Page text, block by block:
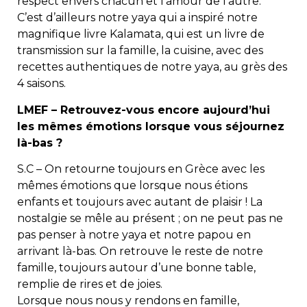
C’est d’ailleurs notre yaya qui a inspiré notre
magnifique livre Kalamata, qui est un livre de
transmission sur la famille, la cuisine, avec des
recettes authentiques de notre yaya, au grès des
4 saisons.
LMEF – Retrouvez-vous encore aujourd’hui
les mêmes émotions lorsque vous séjournez
là-bas ?
S.C – On retourne toujours en Grèce avec les
mêmes émotions que lorsque nous étions
enfants et toujours avec autant de plaisir ! La
nostalgie se mêle au présent ; on ne peut pas ne
pas penser à notre yaya et notre papou en
arrivant là-bas. On retrouve le reste de notre
famille, toujours autour d’une bonne table,
remplie de rires et de joies.
Lorsque nous nous y rendons en famille,